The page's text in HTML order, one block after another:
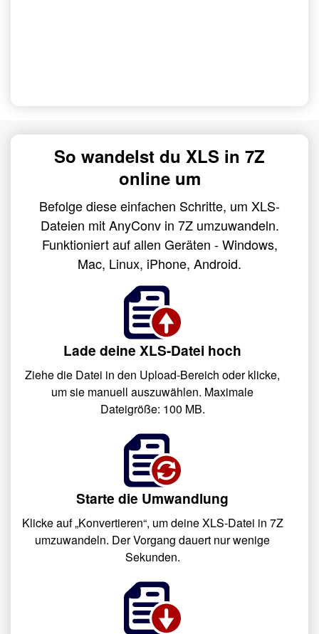
So wandelst du XLS in 7Z
online um
Befolge diese einfachen Schritte, um XLS-
Dateien mit AnyConv in 7Z umzuwandeln.
Funktioniert auf allen Geräten - Windows,
Mac, Linux, iPhone, Android.
Lade deine XLS-Datei hoch
Ziehe die Datei in den Upload-Bereich oder klicke,
um sie manuell auszuwählen. Maximale
Dateigröße: 100 MB.
Starte die Umwandlung
Klicke auf „Konvertieren“, um deine XLS-Datei in 7Z
umzuwandeln. Der Vorgang dauert nur wenige
Sekunden.